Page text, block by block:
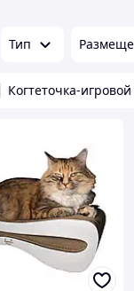
Тип
Когтеточка-